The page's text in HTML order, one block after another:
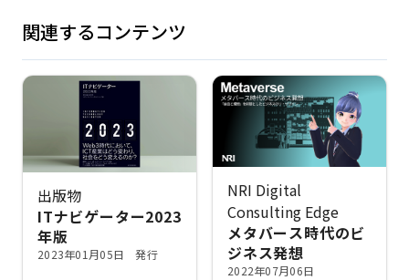
関連するコンテンツ
出版物
ITナビゲーター2023
年版
2023年01月05日 発行
NRI Digital
Consulting Edge
メタバース時代のビ
ジネス発想
2022年07月06日